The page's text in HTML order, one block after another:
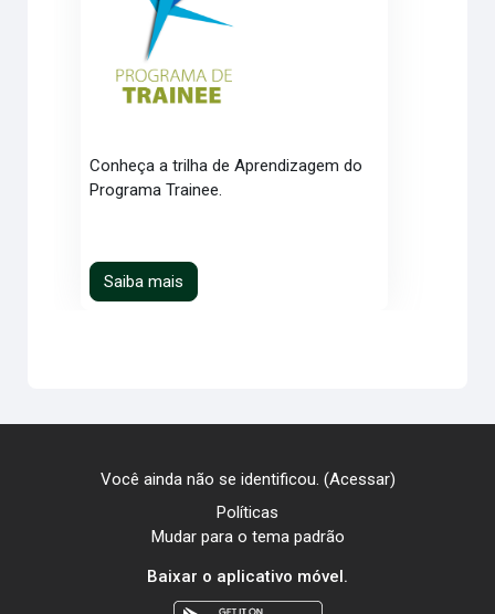
Conheça a trilha de Aprendizagem do
Programa Trainee.
Saiba mais
Você ainda não se identificou. (Acessar)
Políticas
Mudar para o tema padrão
Baixar o aplicativo móvel.